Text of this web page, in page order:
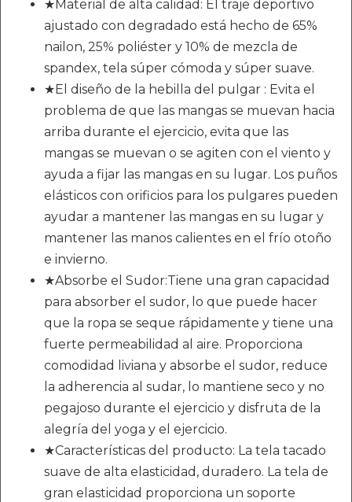
★Material de alta calidad: El traje deportivo
ajustado con degradado está hecho de 65%
nailon, 25% poliéster y 10% de mezcla de
spandex, tela súper cómoda y súper suave.
★El diseño de la hebilla del pulgar : Evita el
problema de que las mangas se muevan hacia
arriba durante el ejercicio, evita que las
mangas se muevan o se agiten con el viento y
ayuda a fijar las mangas en su lugar. Los puños
elásticos con orificios para los pulgares pueden
ayudar a mantener las mangas en su lugar y
mantener las manos calientes en el frío otoño
e invierno.
★Absorbe el Sudor:Tiene una gran capacidad
para absorber el sudor, lo que puede hacer
que la ropa se seque rápidamente y tiene una
fuerte permeabilidad al aire. Proporciona
comodidad liviana y absorbe el sudor, reduce
la adherencia al sudar, lo mantiene seco y no
pegajoso durante el ejercicio y disfruta de la
alegría del yoga y el ejercicio.
★Características del producto: La tela tacado
suave de alta elasticidad, duradero. La tela de
gran elasticidad proporciona un soporte